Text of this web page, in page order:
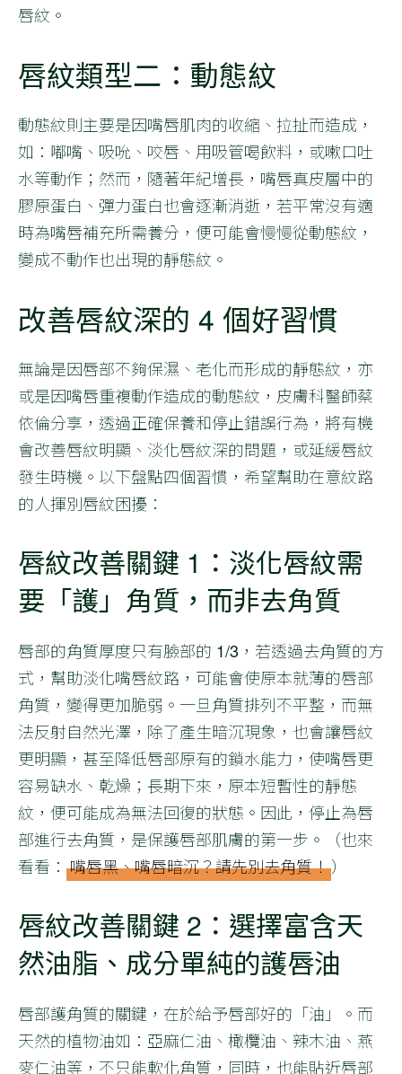
唇紋。
唇紋類型二：動態紋
動態紋則主要是因嘴唇肌肉的收縮、拉扯而造成，
如：嘟嘴、吸吮、咬唇、用吸管喝飲料，或嗽口吐
水等動作；然而，隨著年紀增長，嘴唇真皮層中的
膠原蛋白、彈力蛋白也會逐漸消逝，若平常沒有適
時為嘴唇補充所需養分，便可能會慢慢從動態紋，
變成不動作也出現的靜態紋。
改善唇紋深的 4 個好習慣
無論是因唇部不夠保濕、老化而形成的靜態紋，亦
或是因嘴唇重複動作造成的動態紋，皮膚科醫師蔡
依倫分享，透過正確保養和停止錯誤行為，將有機
會改善唇紋明顯、淡化唇紋深的問題，或延緩唇紋
發生時機。以下盤點四個習慣，希望幫助在意紋路
的人揮別唇紋困擾：
唇紋改善關鍵 1：淡化唇紋需
要「護」角質，而非去角質
唇部的角質厚度只有臉部的 1/3，若透過去角質的方
式，幫助淡化嘴唇紋路，可能會使原本就薄的唇部
角質，變得更加脆弱。一旦角質排列不平整，而無
法反射自然光澤，除了產生暗沉現象，也會讓唇紋
更明顯，甚至降低唇部原有的鎖水能力，使嘴唇更
容易缺水、乾燥；長期下來，原本短暫性的靜態
紋，便可能成為無法回復的狀態。因此，停止為唇
部進行去角質，是保護唇部肌膚的第一步。（也來
看看： 嘴唇黑、嘴唇暗沉？請先別去角質！）
唇紋改善關鍵 2：選擇富含天
然油脂、成分單純的護唇油
唇部護角質的關鍵，在於給予唇部好的「油」。而
天然的植物油如：亞麻仁油、橄欖油、辣木油、燕
麥仁油等，不只能軟化角質，同時，也能貼近唇部